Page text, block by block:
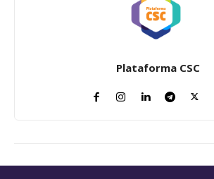
Plataforma CSC